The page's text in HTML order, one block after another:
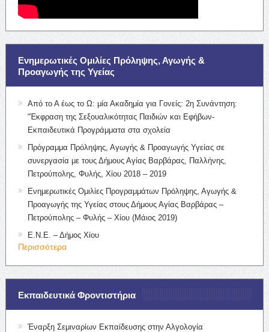
Ενημερωτικές Ομιλίες Πρόληψης, Αγωγής &
Προαγωγής της Υγείας
Από το Α έως το Ω: μία Ακαδημία για Γονείς: 2η Συνάντηση:
“Έκφραση της Σεξουαλικότητας Παιδιών και Εφήβων-
Εκπαιδευτικά Προγράμματα στα σχολεία
Πρόγραμμα Πρόληψης, Αγωγής & Προαγωγής Υγείας σε
συνεργασία με τους Δήμους Αγίας Βαρβάρας, Παλλήνης,
Πετρούπολης, Φυλής, Χίου 2018 – 2019
Ενημερωτικές Ομιλίες Προγραμμάτων Πρόληψης, Αγωγής &
Προαγωγής της Υγείας στους Δήμους Αγίας Βαρβάρας –
Πετρούπολης – Φυλής – Χίου (Μάιος 2019)
Ε.Ν.Ε. – Δήμος Χίου
Περισσότερα
Εκπαιδευτικά Φροντιστήρια
Έναρξη Σεμιναρίων Εκπαίδευσης στην Αλγολογία